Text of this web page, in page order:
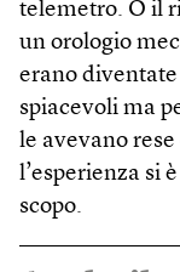
telemetro. O il
un orologio
erano
spiacevoli ma
le avevano
l’esperienza si
scopo.